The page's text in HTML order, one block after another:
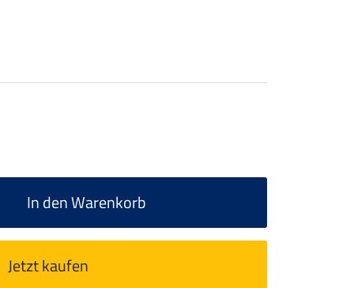
In den Warenkorb
Jetzt kaufen